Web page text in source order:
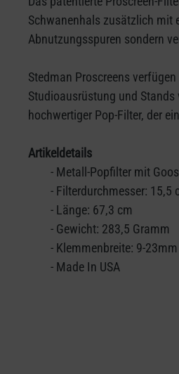
Schwanenhals zusätzlich mit
Abnutzungsspuren sondern
Stedman Proscreens
Studioausrüstung und
hochwertiger Pop-Filter, der
Artikeldetails
- Metall-Popfilter mit
- Filterdurchmesser: 15,5
- Länge: 67,3 cm
- Gewicht: 283,5 Gramm
- Klemmenbreite: 9-23mm
- Made In USA